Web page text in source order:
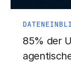
85% der